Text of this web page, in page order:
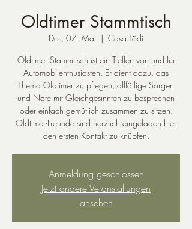
Oldtimer Stammtisch
Do., 07. Mai
  |
Casa Tödi
Oldtimer Stammtisch ist ein Treffen von und für
Automobilenthusiasten. Er dient dazu, das
Thema Oldtimer zu pflegen, allfällige Sorgen
und Nöte mit Gleichgesinnten zu besprechen
oder einfach gemütlich zusammen zu sitzen.
Oldtimer-Freunde sind herzlich eingeladen hier
den ersten Kontakt zu knüpfen.
Anmeldung geschlossen
Jetzt andere Veranstaltungen
ansehen